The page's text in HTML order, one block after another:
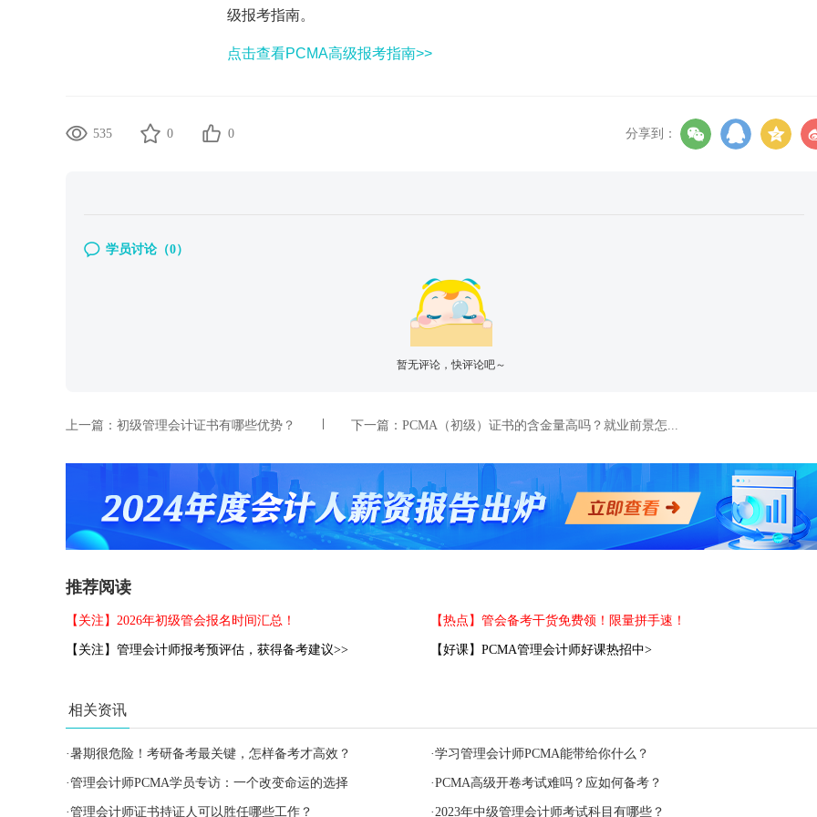
级报考指南。
点击查看PCMA高级报考指南>>
535 0 0 分享到：
学员讨论（0）
暂无评论，快评论吧～
上一篇： 初级管理会计证书有哪些优势？ 下一篇： PCMA（初级）证书的含金量高吗？就业前景怎...
推荐阅读
【关注】2026年初级管会报名时间汇总！ 【热点】管会备考干货免费领！限量拼手速！
【关注】管理会计师报考预评估，获得备考建议>> 【好课】PCMA管理会计师好课热招中>
相关资讯
·暑期很危险！考研备考最关键，怎样备考才高效？ ·学习管理会计师PCMA能带给你什么？
·管理会计师PCMA学员专访：一个改变命运的选择 ·PCMA高级开卷考试难吗？应如何备考？
·管理会计师证书持证人可以胜任哪些工作？ ·2023年中级管理会计师考试科目有哪些？